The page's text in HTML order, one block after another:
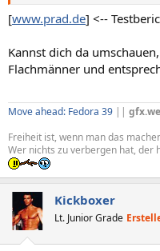
[www.prad.de] <--
Kannst dich da
Flachmänner und
Move ahead: Fedora 39 ||
Freiheit ist, wenn man das
Wer nichts zu verbergen hat, der
Kickboxer
Lt. Junior Grade